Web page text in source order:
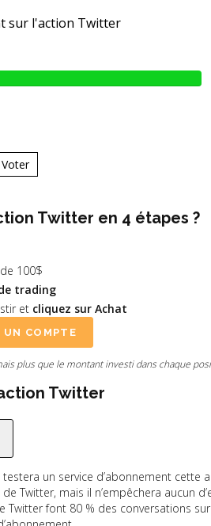
sur l'action Twitter
Voter
Twitter en 4 étapes ?
100$
trading
et cliquez sur Achat
UN COMPTE
plus que le montant investi dans chaque
Twitter
un service d’abonnement cette
Twitter, mais il n’empêchera aucun
Twitter font 80 % des conversations